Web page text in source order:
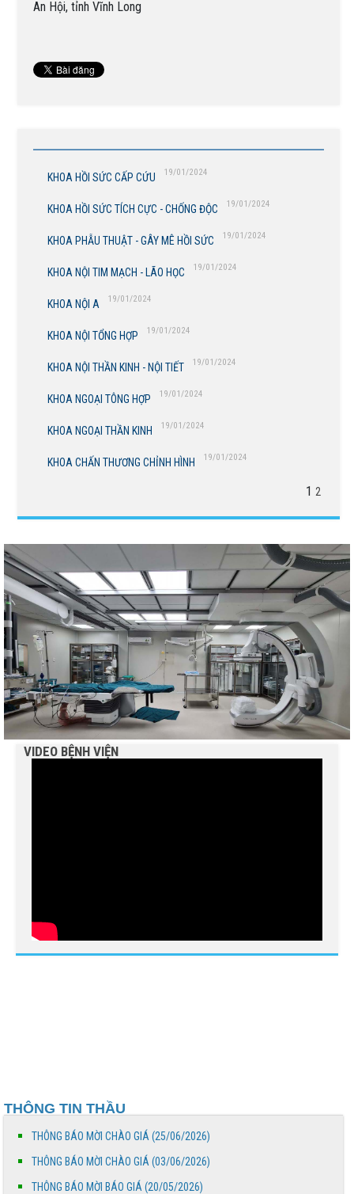
An Hội, tỉnh Vĩnh Long
KHOA HỒI SỨC CẤP CỨU 19/01/2024
KHOA HỒI SỨC TÍCH CỰC - CHỐNG ĐỘC 19/01/2024
KHOA PHẪU THUẬT - GÂY MÊ HỒI SỨC 19/01/2024
KHOA NỘI TIM MẠCH - LÃO HỌC 19/01/2024
KHOA NỘI A 19/01/2024
KHOA NỘI TỔNG HỢP 19/01/2024
KHOA NỘI THẦN KINH - NỘI TIẾT 19/01/2024
KHOA NGOẠI TÔNG HỢP 19/01/2024
KHOA NGOẠI THẦN KINH 19/01/2024
KHOA CHẤN THƯƠNG CHỈNH HÌNH 19/01/2024
1 2
VIDEO BỆNH VIỆN
THÔNG TIN THẦU
THÔNG BÁO MỜI CHÀO GIÁ (25/06/2026)
THÔNG BÁO MỜI CHÀO GIÁ (03/06/2026)
THÔNG BÁO MỜI BÁO GIÁ (20/05/2026)
BỆNH VIỆN NGUYỄN ĐÌNH CHIỂU TIẾP TỤC TRIỂN
KHAI KỸ THUẬT CHUYÊN SÂU TRONG KHÁM, CHỮA
Báo cáo đánh giá chất lượng Bệnh viện Nguyễn Đình
Chiểu tháng 5 năm 2026
THÔNG BÁO MỜI CHÀO GIÁ